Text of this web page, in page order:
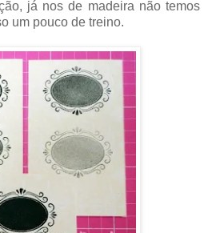
já nos de madeira não temos
um pouco de treino.